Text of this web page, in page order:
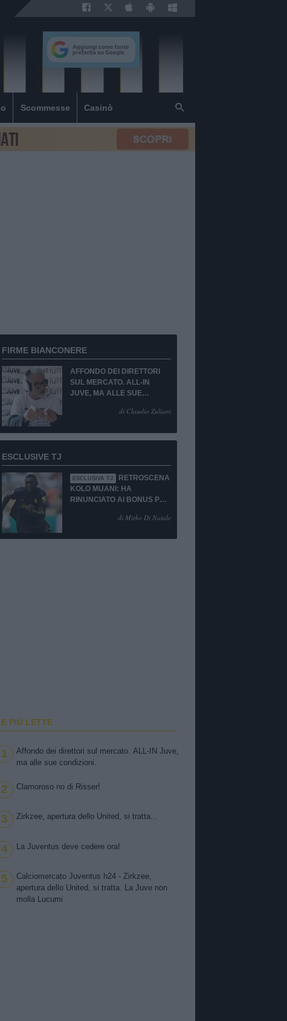
Scommesse Casinò
FIRME BIANCONERE
AFFONDO DEI DIRETTORI
SUL MERCATO. ALL-IN
JUVE, MA ALLE SUE
di Claudio Zuliani
ESCLUSIVE TJ
ESCLUSIVA TJ
RETROSCENA
KOLO MUANI: HA
RINUNCIATO AI BONUS PUR
di Mirko Di Natale
PIÙ LETTE
1
Affondo dei direttori sul mercato. ALL-IN Juve,
ma alle sue condizioni.
2 Clamoroso no di Risser!
3 Zirkzee, apertura dello United, si tratta...
4 La Juventus deve cedere ora!
5
Calciomercato Juventus h24 - Zirkzee,
apertura dello United, si tratta. La Juve non
molla Lucumi